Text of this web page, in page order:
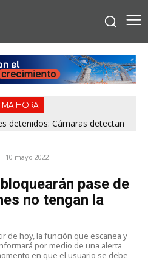
HORA
detenidos: Cámaras detectan
10 mayo 2022
pase de
no tengan la
de hoy, la función que escanea y
por medio de una alerta
en que el usuario se debe